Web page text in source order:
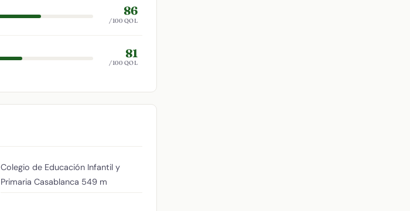
86
/100 QOL
81
/100 QOL
Colegio de Educación Infantil y
Primaria Casablanca 549 m